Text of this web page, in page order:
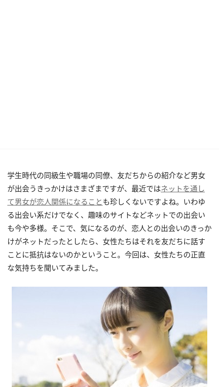
学生時代の同級生や職場の同僚、友だちからの紹介など男女
が出会うきっかけはさまざまですが、最近ではネットを通し
て男女が恋人関係になることも珍しくないですよね。いわゆ
る出会い系だけでなく、趣味のサイトなどネットでの出会い
も今や多様。そこで、気になるのが、恋人との出会いのきっか
けがネットだったとしたら、女性たちはそれを友だちに話す
ことに抵抗はないのかということ。今回は、女性たちの正直
な気持ちを聞いてみました。